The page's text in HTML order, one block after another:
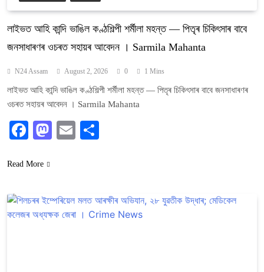
লাইভত আহি কান্দি ভাঙিল কণ্ঠশিল্পী শৰ্মীলা মহন্ত — পিতৃৰ চিকিৎসাৰ বাবে
জনসাধাৰণৰ ওচৰত সহায়ৰ আবেদন । Sarmila Mahanta
N24 Assam August 2, 2026 0 1 Mins
লাইভত আহি কান্দি ভাঙিল কণ্ঠশিল্পী শৰ্মীলা মহন্ত — পিতৃৰ চিকিৎসাৰ বাবে জনসাধাৰণৰ
ওচৰত সহায়ৰ আবেদন । Sarmila Mahanta
Facebook
Mastodon
Email
Read More